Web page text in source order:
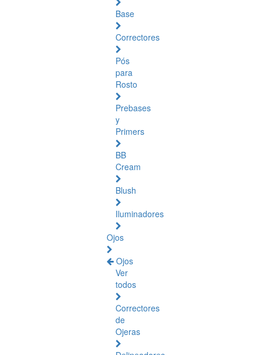
Base
Correctores
Pós
para
Rosto
Prebases
y
Primers
BB
Cream
Blush
Iluminadores
Ojos
Ojos
Ver
todos
Correctores
de
Ojeras